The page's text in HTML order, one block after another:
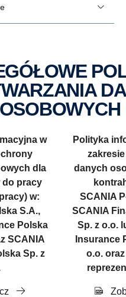
OSOBOWYCH
w
dla
do pracy
w:
S.A.,
Polska
SCANIA
Sp. z
Polityka
danych
SCANIA
SCANIA
Sp. z o.o.
Insurance
o.o.